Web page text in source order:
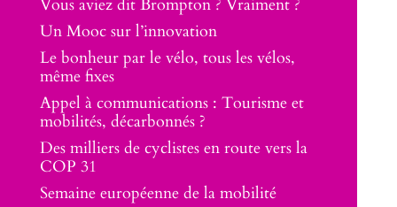
Vous aviez dit Brompton ? Vraiment ?
Un Mooc sur l’innovation
Le bonheur par le vélo, tous les vélos,
même fixes
Appel à communications : Tourisme et
mobilités, décarbonnés ?
Des milliers de cyclistes en route vers la
COP 31
Semaine européenne de la mobilité